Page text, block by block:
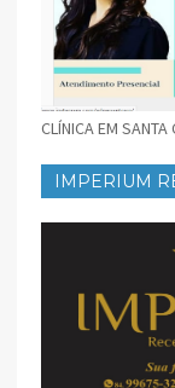
CLÍNICA EM SANTA
IMPERIUM